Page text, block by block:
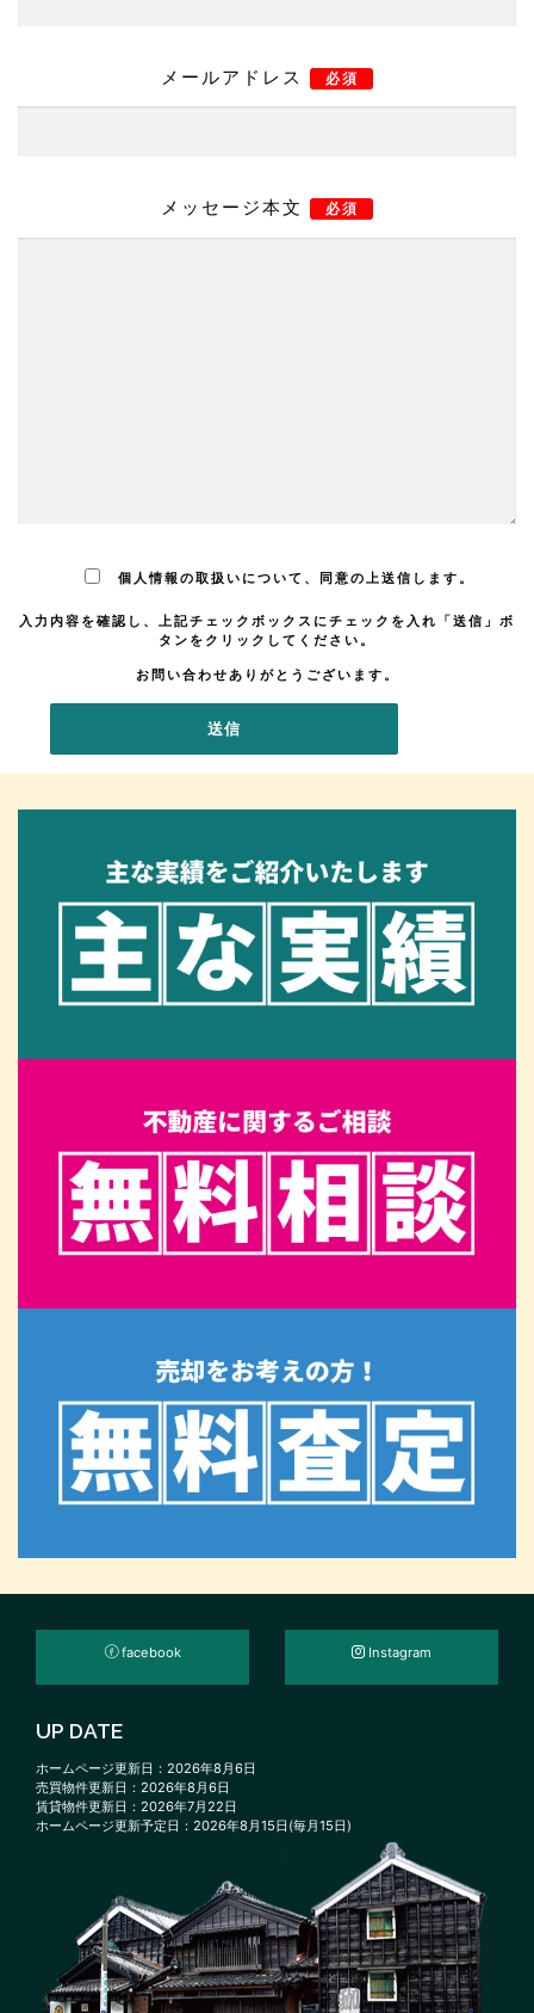
メールアドレス 必須
メッセージ本文 必須
個人情報の取扱いについて、同意の上送信します。
入力内容を確認し、上記チェックボックスにチェックを入れ「送信」ボ
タンをクリックしてください。
お問い合わせありがとうございます。
facebook Instagram
UP DATE
ホームページ更新日：2026年8月6日
売買物件更新日：2026年8月6日
賃貸物件更新日：2026年7月22日
ホームページ更新予定日：2026年8月15日(毎月15日)